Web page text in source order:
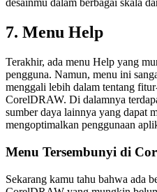
desainmu dalam berbagai skala
7. Menu Help
Terakhir, ada menu Help yang
pengguna. Namun, menu ini
menggali lebih dalam tentang
CorelDRAW. Di dalamnya
sumber daya lainnya yang dapat
mengoptimalkan penggunaan
Menu Tersembunyi di
Sekarang kamu tahu bahwa ada